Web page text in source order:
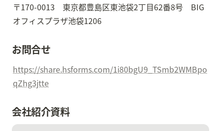
〒170-0013　東京都豊島区東池袋2丁目62番8号　BIG
オフィスプラザ池袋1206
お問合せ
https://share.hsforms.com/1i80bgU9_TSmb2WMBpo
qZhg3jtte
会社紹介資料